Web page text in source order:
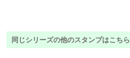
同じシリーズの他のスタンプはこちら